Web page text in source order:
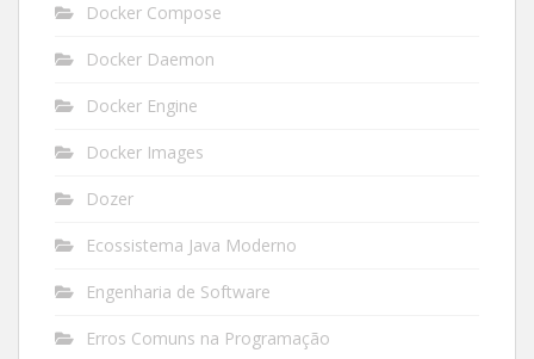
Docker Compose
Docker Daemon
Docker Engine
Docker Images
Dozer
Ecossistema Java Moderno
Engenharia de Software
Erros Comuns na Programação